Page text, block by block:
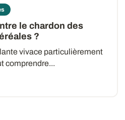
le chardon des
?
vivace particulièrement
comprendre...